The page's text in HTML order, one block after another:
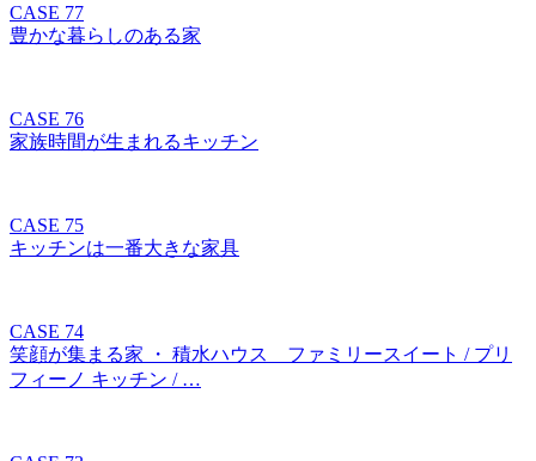
CASE 77
豊かな暮らしのある家
CASE 76
家族時間が生まれるキッチン
CASE 75
キッチンは一番大きな家具
CASE 74
笑顔が集まる家 ・ 積水ハウス ファミリースイート / プリ
フィーノ キッチン / …